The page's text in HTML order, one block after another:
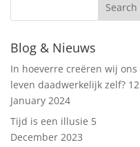
Blog & Nieuws
In hoeverre creëren wij ons
leven daadwerkelijk zelf? 12
January 2024
Tijd is een illusie 5
December 2023